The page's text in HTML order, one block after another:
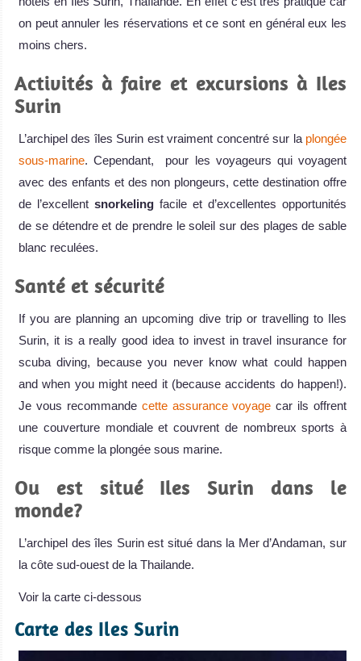
on peut annuler les réservations et ce sont en général eux les
moins chers.
Activités à faire et excursions à Iles
Surin
L’archipel des îles Surin est vraiment concentré sur la plongée
sous-marine. Cependant, pour les voyageurs qui voyagent
avec des enfants et des non plongeurs, cette destination offre
de l’excellent snorkeling facile et d’excellentes opportunités
de se détendre et de prendre le soleil sur des plages de sable
blanc reculées.
Santé et sécurité
If you are planning an upcoming dive trip or travelling to Iles
Surin, it is a really good idea to invest in travel insurance for
scuba diving, because you never know what could happen
and when you might need it (because accidents do happen!).
Je vous recommande cette assurance voyage car ils offrent
une couverture mondiale et couvrent de nombreux sports à
risque comme la plongée sous marine.
Ou est situé Iles Surin dans le
monde?
L’archipel des îles Surin est situé dans la Mer d’Andaman, sur
la côte sud-ouest de la Thailande.
Voir la carte ci-dessous
Carte des Iles Surin